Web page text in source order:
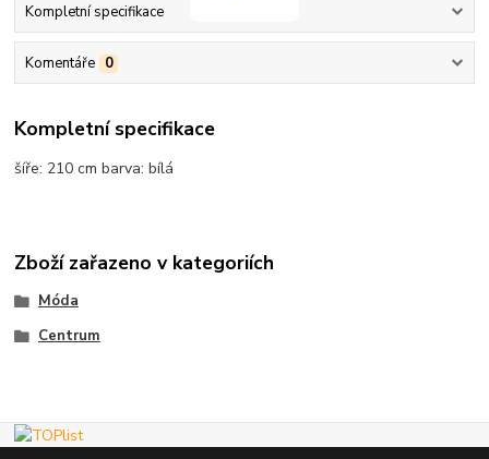
Kompletní specifikace
Komentáře 0
Kompletní specifikace
šíře: 210 cm barva: bílá
Zboží zařazeno v kategoriích
Móda
Centrum